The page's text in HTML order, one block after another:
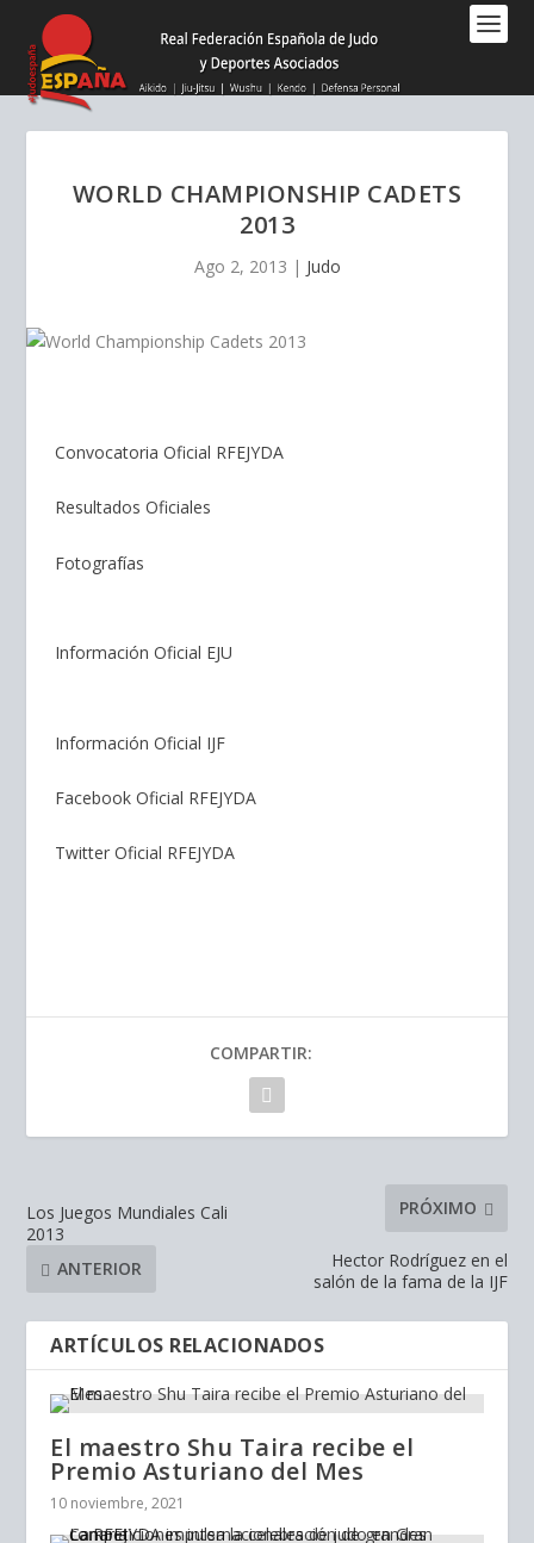
este
sitio
web
WORLD CHAMPIONSHIP CADETS
2013
Ago 2, 2013 | Judo
Convocatoria Oficial RFEJYDA
Resultados Oficiales
Fotografías
Información Oficial EJU
Información Oficial IJF
Facebook Oficial RFEJYDA
Twitter Oficial RFEJYDA
COMPARTIR:
Los Juegos Mundiales Cali
2013
ANTERIOR
PRÓXIMO
Hector Rodríguez en el
salón de la fama de la IJF
ARTÍCULOS RELACIONADOS
El maestro Shu Taira recibe el
Premio Asturiano del Mes
10 noviembre, 2021